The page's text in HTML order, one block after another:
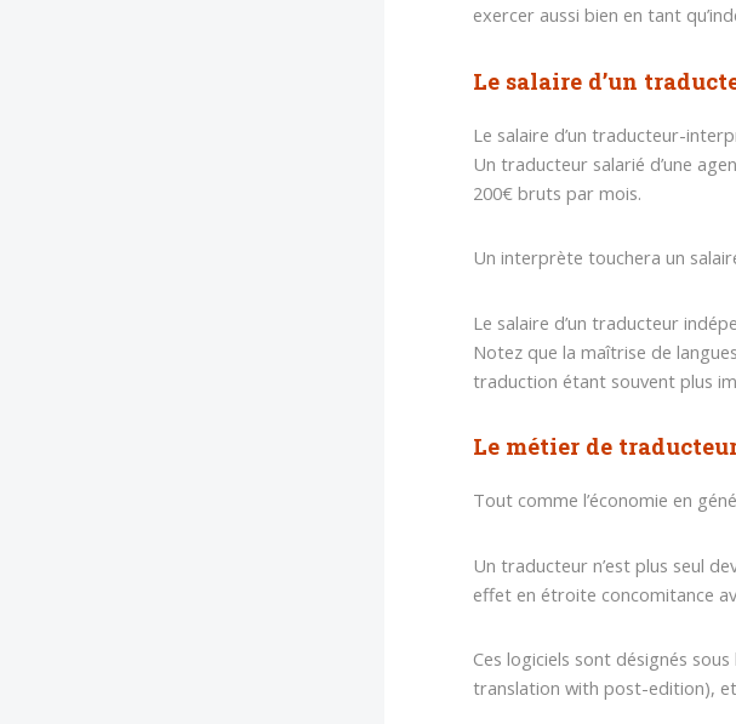
exercer aussi bien en tant
Le salaire d’un
Le salaire d’un traducteur-
Un traducteur salarié d’une
200€ bruts par mois.
Un interprète touchera un
Le salaire d’un traducteur
Notez que la maîtrise de
traduction étant souvent plus
Le métier de
Tout comme l’économie en
Un traducteur n’est plus seul
effet en étroite concomitance
Ces logiciels sont désignés
translation with post-edition),